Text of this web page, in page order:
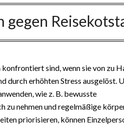
gegen
sind, wenn sie von zu
durch erhöhten Stress ausgelöst.
wie z. B. bewusste
zu nehmen und regelmäßige
priorisieren, können